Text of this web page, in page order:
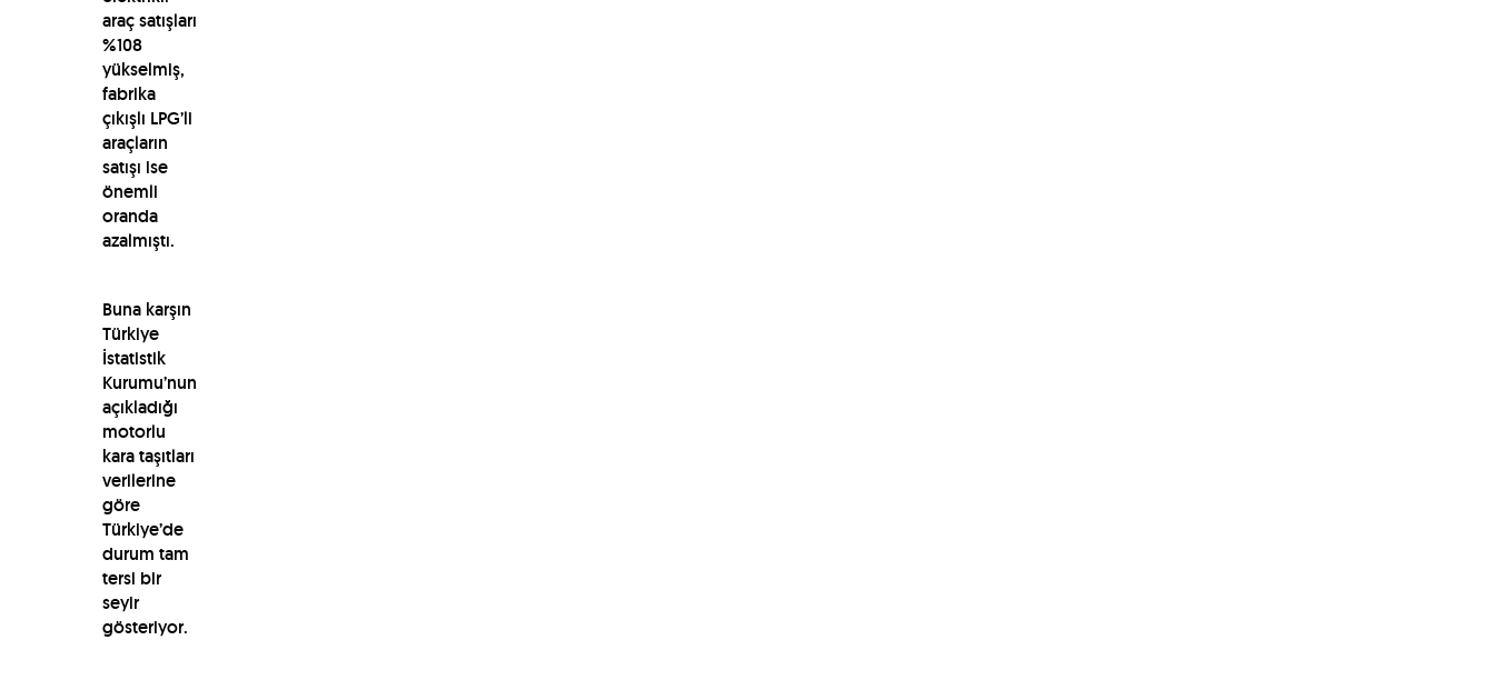
araç satışları
%108
yükselmiş,
fabrika
çıkışlı LPG’li
araçların
satışı ise
önemli
oranda
azalmıştı.
Buna karşın
Türkiye
İstatistik
Kurumu’nun
açıkladığı
motorlu
kara taşıtları
verilerine
göre
Türkiye’de
durum tam
tersi bir
seyir
gösteriyor.